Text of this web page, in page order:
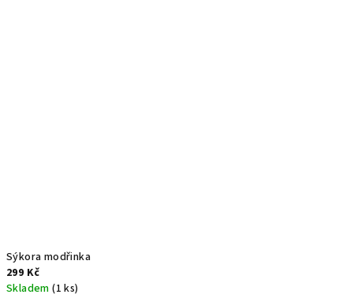
Sýkora modřinka
299 Kč
Skladem(1 ks)